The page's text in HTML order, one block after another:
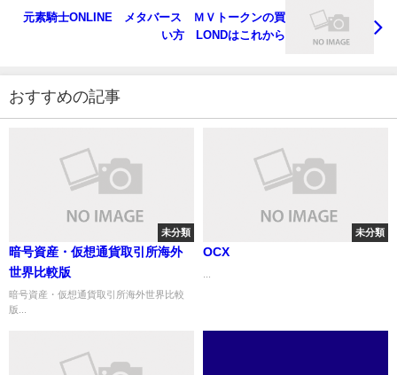
元素騎士ONLINE メタバース ＭＶトークンの買
い方 LONDはこれから
おすすめの記事
未分類
暗号資産・仮想通貨取引所海外
世界比較版
暗号資産・仮想通貨取引所海外世界比較
版...
未分類
OCX
...